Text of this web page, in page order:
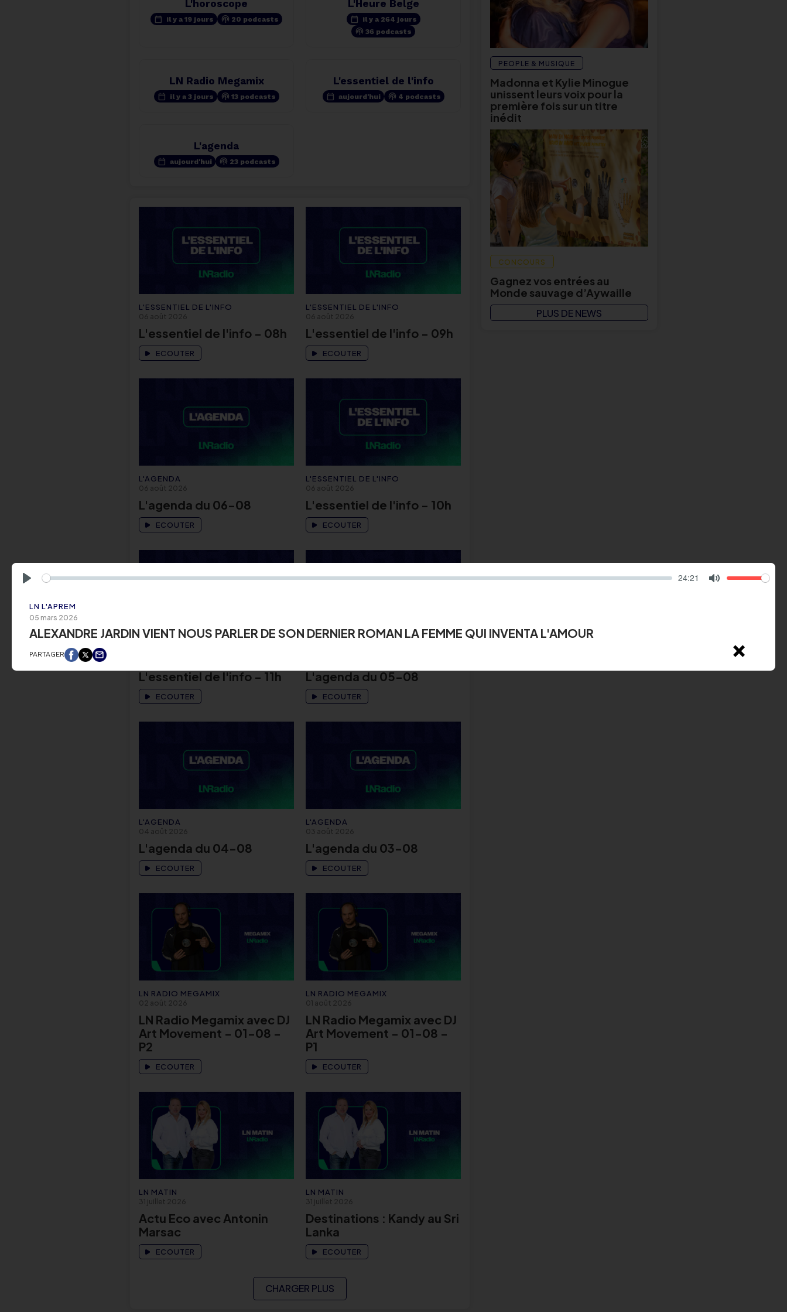
L'horoscope
calendar_today il y a 19 jours podcasts 20 podcasts
L'Heure Belge
calendar_today il y a 264 jours
podcasts 36 podcasts
LN Radio Megamix
calendar_today il y a 3 jours podcasts 13 podcasts
L'essentiel de l'info
calendar_today aujourd'hui podcasts 4 podcasts
L'agenda
calendar_today aujourd'hui podcasts 23 podcasts
L'ESSENTIEL DE L'INFO
06 août 2026
L'essentiel de l'info - 08h
ECOUTER
L'ESSENTIEL DE L'INFO
06 août 2026
L'essentiel de l'info - 09h
ECOUTER
L'AGENDA
06 août 2026
L'agenda du 06-08
ECOUTER
L'ESSENTIEL DE L'INFO
06 août 2026
L'essentiel de l'info - 10h
ECOUTER
L'essentiel de l'info - 11h
ECOUTER
L'agenda du 05-08
ECOUTER
L'AGENDA
04 août 2026
L'agenda du 04-08
ECOUTER
L'AGENDA
03 août 2026
L'agenda du 03-08
ECOUTER
LN RADIO MEGAMIX
02 août 2026
LN Radio Megamix avec DJ
Art Movement - 01-08 -
P2
ECOUTER
LN RADIO MEGAMIX
01 août 2026
LN Radio Megamix avec DJ
Art Movement - 01-08 -
P1
ECOUTER
LN MATIN
31 juillet 2026
Actu Eco avec Antonin
Marsac
ECOUTER
LN MATIN
31 juillet 2026
Destinations : Kandy au Sri
Lanka
ECOUTER
CHARGER PLUS
24:21
LN L'APREM
05 mars 2026
ALEXANDRE JARDIN VIENT NOUS PARLER DE SON DERNIER ROMAN LA FEMME QUI INVENTA L'AMOUR
PARTAGER ×
PEOPLE & MUSIQUE
Madonna et Kylie Minogue
unissent leurs voix pour la
première fois sur un titre
inédit
CONCOURS
Gagnez vos entrées au
Monde sauvage d’Aywaille
PLUS DE NEWS